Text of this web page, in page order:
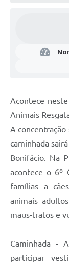
Galeria de Vídeos
Gabinetes e
Links
Serviços Online
Telefones Úteis
Agenda
Acontece
Animais
A concentração
caminhada
Bonifácio. Na
acontece o 6º
famílias a
animais
maus-tratos e
Caminhada -
participar